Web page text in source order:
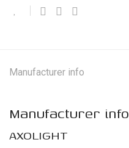
Manufacturer info
Manufacturer info
AXOLIGHT